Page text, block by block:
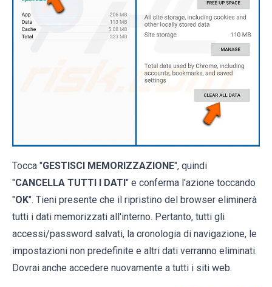
Tocca "GESTISCI MEMORIZZAZIONE", quindi
"CANCELLA TUTTI I DATI " e conferma l'azione toccando
"OK". Tieni presente che il ripristino del browser eliminerà
tutti i dati memorizzati all'interno. Pertanto, tutti gli
accessi/password salvati, la cronologia di navigazione, le
impostazioni non predefinite e altri dati verranno eliminati.
Dovrai anche accedere nuovamente a tutti i siti web.